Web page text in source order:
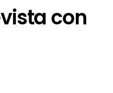
con